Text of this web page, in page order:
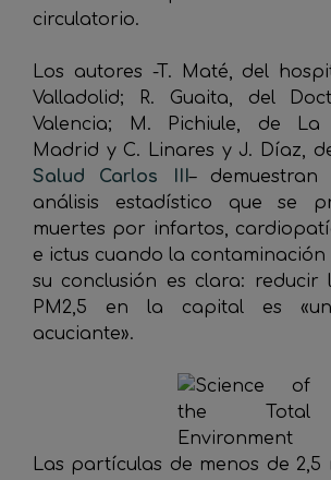
circulatorio.
Los autores -T. Maté, del
Valladolid; R. Guaita, del
Valencia; M. Pichiule, de La
Madrid y C. Linares y J. Díaz,
Salud Carlos III–
análisis estadístico que se
muertes por infartos,
e ictus cuando la contaminación
su conclusión es clara: reducir
PM2,5 en la capital es
acuciante».
Las partículas de menos de 2,5